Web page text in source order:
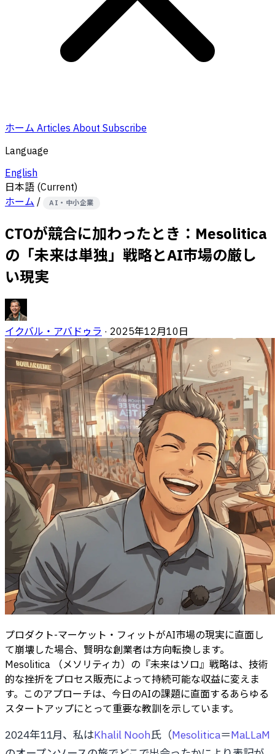
ホーム Articles About Subscribe
Language
English
日本語 (Current)
ホーム / AI・中小企業
CTOが競合に加わったとき：Mesolitica
の「未来は単独」戦略とAI市場の厳し
い現実
イクバル・アバドゥラ · 2025年12月10日
プロダクト-マーケット・フィットがAI市場の現実に直面し
て崩壊した場合、賢明な創業者は方向転換します。
Mesolitica （メソリティカ）の『未来はソロ』戦略は、技術
的な挫折をプロセス販売によって持続可能な収益に変えま
す。このアプローチは、今日のAIの課題に直面するあらゆる
スタートアップにとって重要な教訓を示しています。
2024年11月、私はKhalil Nooh氏（Mesolitica＝MaLLaM